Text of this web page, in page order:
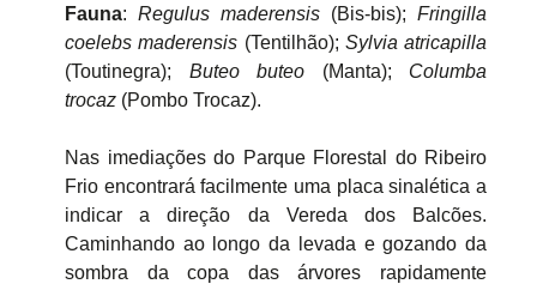
Fauna: Regulus maderensis (Bis-bis); Fringilla
coelebs maderensis (Tentilhão); Sylvia atricapilla
(Toutinegra); Buteo buteo (Manta); Columba
trocaz (Pombo Trocaz).
Nas imediações do Parque Florestal do Ribeiro
Frio encontrará facilmente uma placa sinalética a
indicar a direção da Vereda dos Balcões.
Caminhando ao longo da levada e gozando da
sombra da copa das árvores rapidamente